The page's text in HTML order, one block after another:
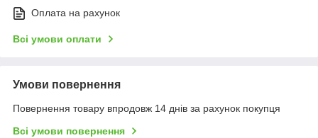
Оплата на рахунок
Всі умови оплати
Умови повернення
Повернення товару впродовж 14 днів за рахунок покупця
Всі умови повернення